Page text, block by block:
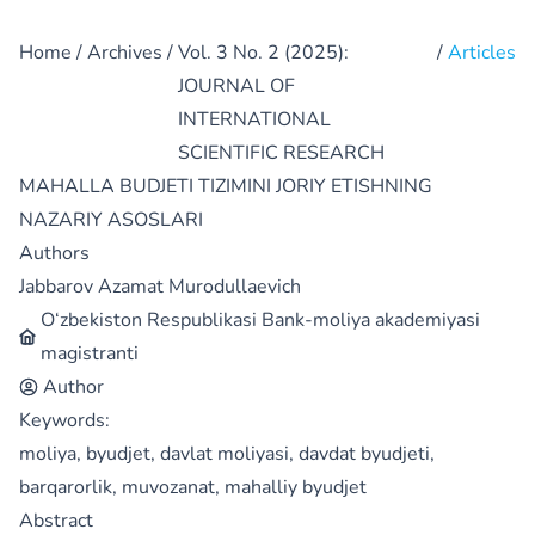
Home /Archives /Vol. 3 No. 2 (2025):
JOURNAL OF
INTERNATIONAL
SCIENTIFIC RESEARCH
/Articles
MAHALLA BUDJETI TIZIMINI JORIY ETISHNING
NAZARIY ASOSLARI
Authors
Jabbarov Azamat Murodullaevich
O‘zbekiston Respublikasi Bank-moliya akademiyasi
magistranti
Author
Keywords:
moliya, byudjet, davlat moliyasi, davdat byudjeti,
barqarorlik, muvozanat, mahalliy byudjet
Abstract